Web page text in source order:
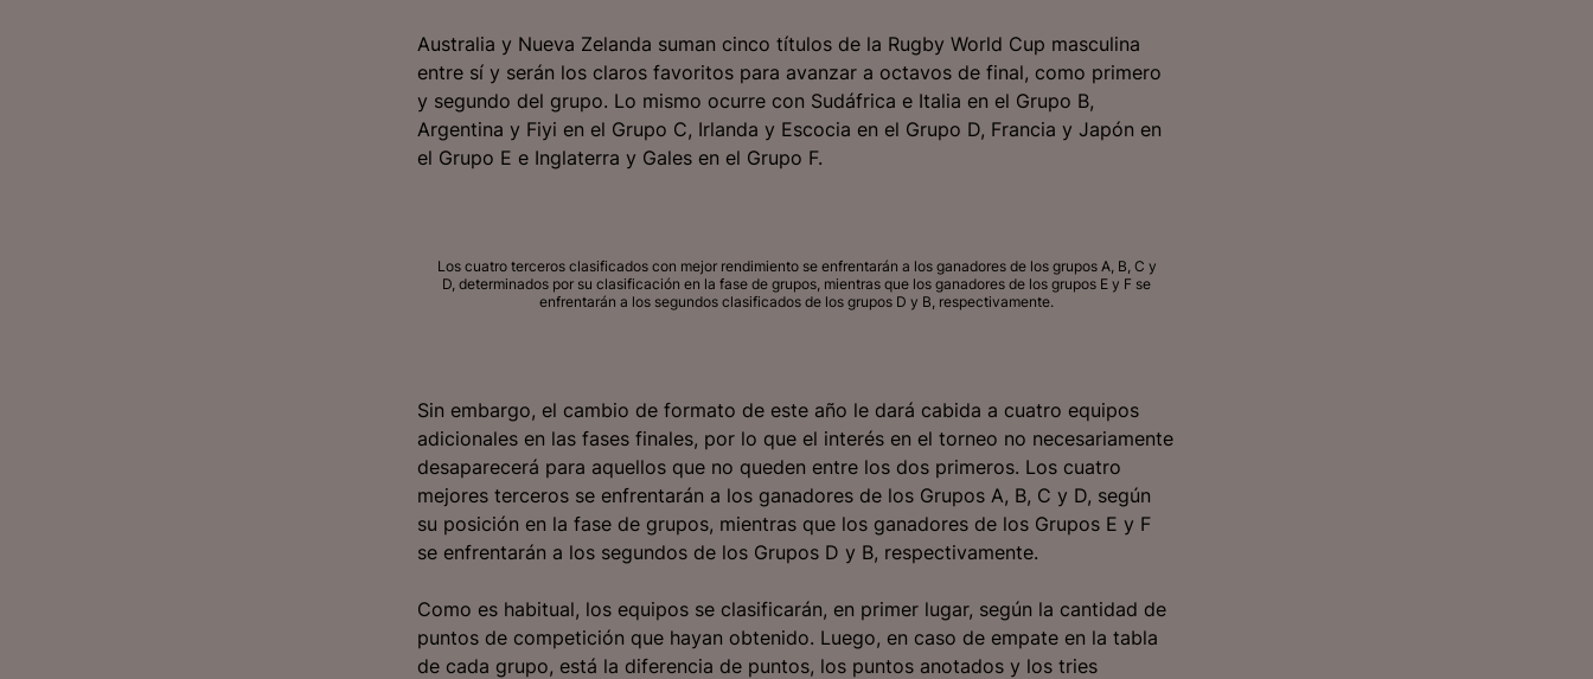
Australia y Nueva Zelanda suman cinco títulos de la Rugby World Cup masculina
entre sí y serán los claros favoritos para avanzar a octavos de final, como primero
y segundo del grupo. Lo mismo ocurre con Sudáfrica e Italia en el Grupo B,
Argentina y Fiyi en el Grupo C, Irlanda y Escocia en el Grupo D, Francia y Japón en
el Grupo E e Inglaterra y Gales en el Grupo F.
Los cuatro terceros clasificados con mejor rendimiento se enfrentarán a los ganadores de los grupos A, B, C y
D, determinados por su clasificación en la fase de grupos, mientras que los ganadores de los grupos E y F se
enfrentarán a los segundos clasificados de los grupos D y B, respectivamente.
Sin embargo, el cambio de formato de este año le dará cabida a cuatro equipos
adicionales en las fases finales, por lo que el interés en el torneo no necesariamente
desaparecerá para aquellos que no queden entre los dos primeros. Los cuatro
mejores terceros se enfrentarán a los ganadores de los Grupos A, B, C y D, según
su posición en la fase de grupos, mientras que los ganadores de los Grupos E y F
se enfrentarán a los segundos de los Grupos D y B, respectivamente.
Como es habitual, los equipos se clasificarán, en primer lugar, según la cantidad de
puntos de competición que hayan obtenido. Luego, en caso de empate en la tabla
de cada grupo, está la diferencia de puntos, los puntos anotados y los tries